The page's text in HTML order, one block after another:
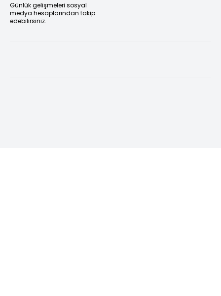
Günlük gelişmeleri sosyal
medya hesaplarından takip
edebilirsiniz.